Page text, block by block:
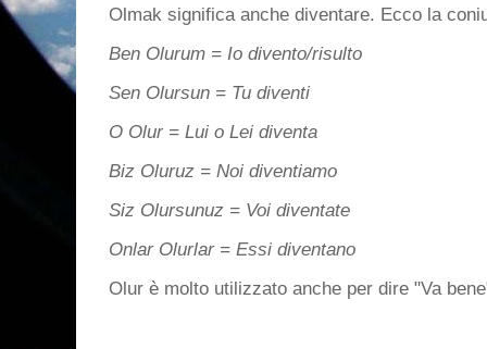
Olmak significa anche diventare. Ecco la
Ben Olurum = Io divento/risulto
Sen Olursun = Tu diventi
O Olur = Lui o Lei diventa
Biz Oluruz = Noi diventiamo
Siz Olursunuz = Voi diventate
Onlar Olurlar = Essi diventano
Olur è molto utilizzato anche per dire "Va